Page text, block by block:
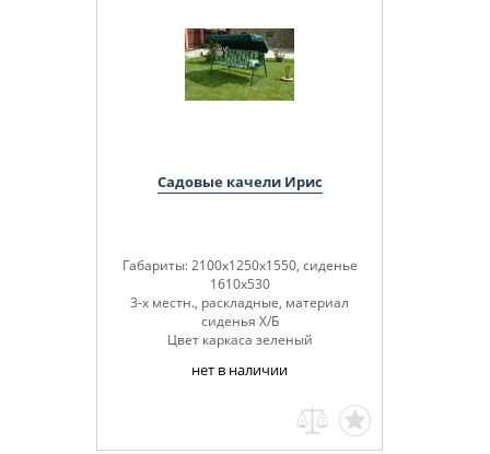
Садовые качели Ирис
Габариты: 2100х1250х1550, сиденье
1610х530
3-х местн., раскладные, материал
сиденья Х/Б
Цвет каркаса зеленый
нет в наличии